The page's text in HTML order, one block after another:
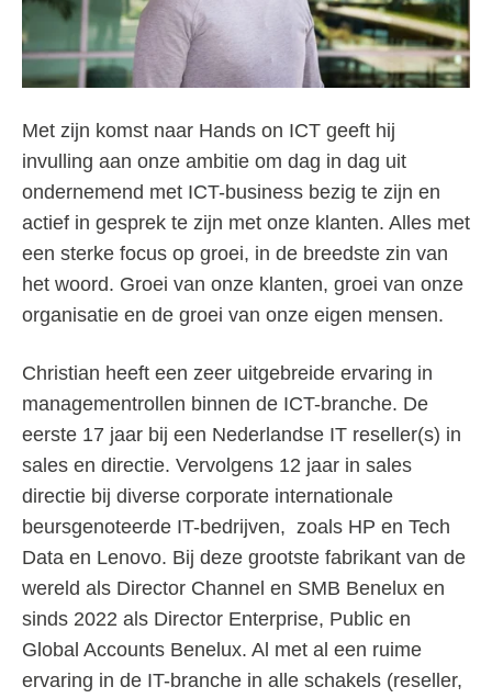
Met zijn komst naar Hands on ICT geeft hij
invulling aan onze ambitie om dag in dag uit
ondernemend met ICT-business bezig te zijn en
actief in gesprek te zijn met onze klanten. Alles met
een sterke focus op groei, in de breedste zin van
het woord. Groei van onze klanten, groei van onze
organisatie en de groei van onze eigen mensen.
Christian heeft een zeer uitgebreide ervaring in
managementrollen binnen de ICT-branche. De
eerste 17 jaar bij een Nederlandse IT reseller(s) in
sales en directie. Vervolgens 12 jaar in sales
directie bij diverse corporate internationale
beursgenoteerde IT-bedrijven, zoals HP en Tech
Data en Lenovo. Bij deze grootste fabrikant van de
wereld als Director Channel en SMB Benelux en
sinds 2022 als Director Enterprise, Public en
Global Accounts Benelux. Al met al een ruime
ervaring in de IT-branche in alle schakels (reseller,